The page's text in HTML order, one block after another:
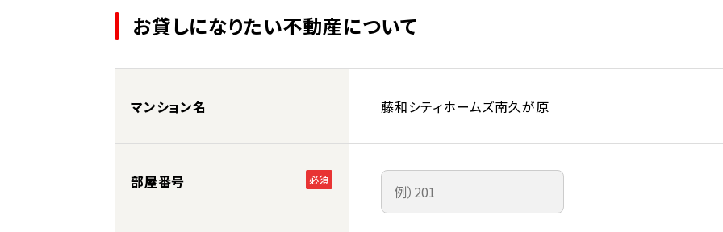
お貸しになりたい不動産について
マンション名 藤和シティホームズ南久が原
部屋番号 必須